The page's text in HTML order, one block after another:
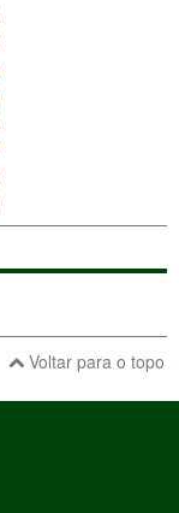
Voltar para o topo